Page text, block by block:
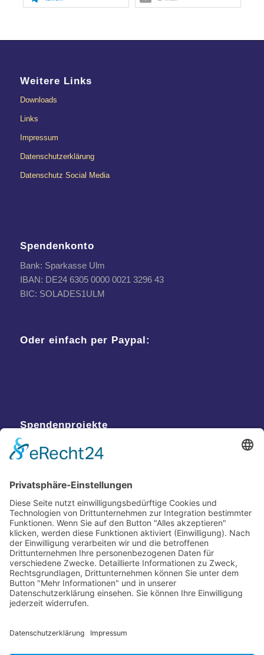
Weitere Links
Downloads
Links
Impressum
Datenschutzerklärung
Datenschutz Social Media
Spendenkonto
Bank: Sparkasse Ulm
IBAN: DE24 6305 0000 0021 3296 43
BIC: SOLADES1ULM
Oder einfach per Paypal:
Spendenprojekte
Kontakt
Postanschrift
Traumkatzen e.V.